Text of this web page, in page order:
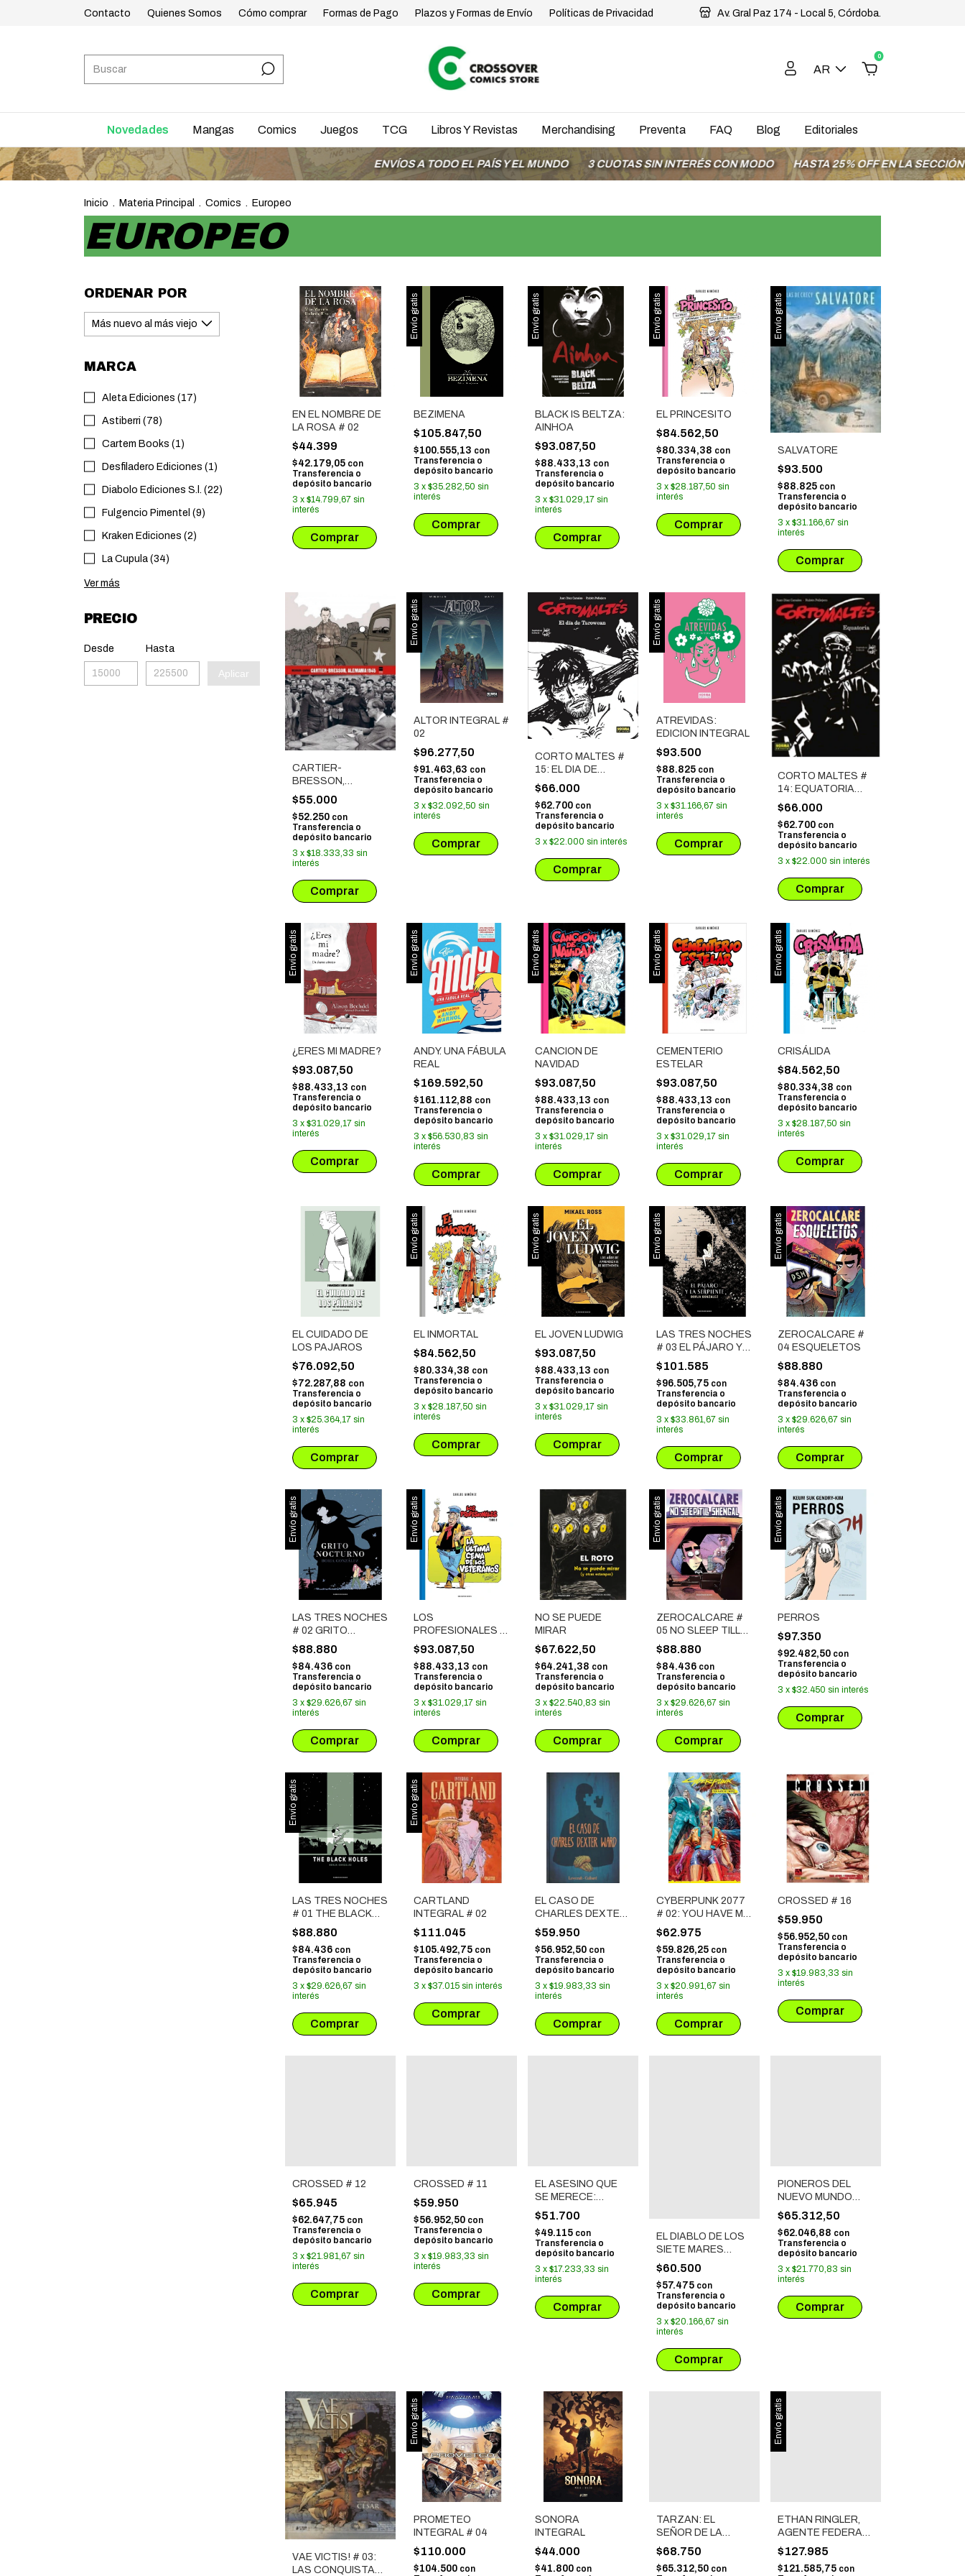
Contacto Quienes Somos Cómo comprar Formas de Pago Plazos y Formas de Envío Políticas de Privacidad Av. Gral Paz 174 - Local 5, Córdoba.
AR
0
Novedades Mangas Comics Juegos TCG Libros Y Revistas Merchandising Preventa FAQ Blog Editoriales
ENVÍOS A TODO EL PAÍS Y EL MUNDO 3 CUOTAS SIN INTERÉS CON MODO HASTA 25% OFF EN LA SECCIÓN OFERTAS
Inicio . Materia Principal . Comics . Europeo
EUROPEO
ORDENAR POR
MARCA
Aleta Ediciones (17)
Astiberri (78)
Cartem Books (1)
Desfiladero Ediciones (1)
Diabolo Ediciones S.l. (22)
Fulgencio Pimentel (9)
Kraken Ediciones (2)
La Cupula (34)
Ver más
PRECIO
Desde Hasta
Aplicar
EN EL NOMBRE DE
LA ROSA # 02
$44.399
$42.179,05 con
Transferencia o
depósito bancario
3 x $14.799,67 sin
interés
Envío gratis
BEZIMENA
$105.847,50
$100.555,13 con
Transferencia o
depósito bancario
3 x $35.282,50 sin
interés
Envío gratis
BLACK IS BELTZA:
AINHOA
$93.087,50
$88.433,13 con
Transferencia o
depósito bancario
3 x $31.029,17 sin
interés
Envío gratis
EL PRINCESITO
$84.562,50
$80.334,38 con
Transferencia o
depósito bancario
3 x $28.187,50 sin
interés
Envío gratis
SALVATORE
$93.500
$88.825 con
Transferencia o
depósito bancario
3 x $31.166,67 sin
interés
CARTIER-
BRESSON,
ALEMANIA 1945
$55.000
$52.250 con
Transferencia o
depósito bancario
3 x $18.333,33 sin
interés
Envío gratis
ALTOR INTEGRAL #
02
$96.277,50
$91.463,63 con
Transferencia o
depósito bancario
3 x $32.092,50 sin
interés
CORTO MALTES #
15: EL DIA DE
TAROWEAN (Edic.
Especial BN)
$66.000
$62.700 con
Transferencia o
depósito bancario
3 x $22.000 sin interés
Envío gratis
ATREVIDAS:
EDICION INTEGRAL
$93.500
$88.825 con
Transferencia o
depósito bancario
3 x $31.166,67 sin
interés
CORTO MALTES #
14: EQUATORIA
(Edic. Especial BN)
$66.000
$62.700 con
Transferencia o
depósito bancario
3 x $22.000 sin interés
Envío gratis
¿ERES MI MADRE?
$93.087,50
$88.433,13 con
Transferencia o
depósito bancario
3 x $31.029,17 sin
interés
Envío gratis
ANDY. UNA FÁBULA
REAL
$169.592,50
$161.112,88 con
Transferencia o
depósito bancario
3 x $56.530,83 sin
interés
Envío gratis
CANCION DE
NAVIDAD
$93.087,50
$88.433,13 con
Transferencia o
depósito bancario
3 x $31.029,17 sin
interés
Envío gratis
CEMENTERIO
ESTELAR
$93.087,50
$88.433,13 con
Transferencia o
depósito bancario
3 x $31.029,17 sin
interés
Envío gratis
CRISÁLIDA
$84.562,50
$80.334,38 con
Transferencia o
depósito bancario
3 x $28.187,50 sin
interés
EL CUIDADO DE
LOS PAJAROS
$76.092,50
$72.287,88 con
Transferencia o
depósito bancario
3 x $25.364,17 sin
interés
Envío gratis
EL INMORTAL
$84.562,50
$80.334,38 con
Transferencia o
depósito bancario
3 x $28.187,50 sin
interés
Envío gratis
EL JOVEN LUDWIG
$93.087,50
$88.433,13 con
Transferencia o
depósito bancario
3 x $31.029,17 sin
interés
Envío gratis
LAS TRES NOCHES
# 03 EL PÁJARO Y
LA SERPIENTE
$101.585
$96.505,75 con
Transferencia o
depósito bancario
3 x $33.861,67 sin
interés
Envío gratis
ZEROCALCARE #
04 ESQUELETOS
$88.880
$84.436 con
Transferencia o
depósito bancario
3 x $29.626,67 sin
interés
Envío gratis
LAS TRES NOCHES
# 02 GRITO
NOCTURNO
$88.880
$84.436 con
Transferencia o
depósito bancario
3 x $29.626,67 sin
interés
Envío gratis
LOS
PROFESIONALES #
06 LA ÚLTIMA CENA
DE LOS
VETERANOS
$93.087,50
$88.433,13 con
Transferencia o
depósito bancario
3 x $31.029,17 sin
interés
NO SE PUEDE
MIRAR
$67.622,50
$64.241,38 con
Transferencia o
depósito bancario
3 x $22.540,83 sin
interés
Envío gratis
ZEROCALCARE #
05 NO SLEEP TILL
SHENGAL
$88.880
$84.436 con
Transferencia o
depósito bancario
3 x $29.626,67 sin
interés
Envío gratis
PERROS
$97.350
$92.482,50 con
Transferencia o
depósito bancario
3 x $32.450 sin interés
Envío gratis
LAS TRES NOCHES
# 01 THE BLACK
HOLES
$88.880
$84.436 con
Transferencia o
depósito bancario
3 x $29.626,67 sin
interés
Envío gratis
CARTLAND
INTEGRAL # 02
$111.045
$105.492,75 con
Transferencia o
depósito bancario
3 x $37.015 sin interés
EL CASO DE
CHARLES DEXTER
WARD
$59.950
$56.952,50 con
Transferencia o
depósito bancario
3 x $19.983,33 sin
interés
CYBERPUNK 2077
# 02: YOU HAVE MY
WORD
$62.975
$59.826,25 con
Transferencia o
depósito bancario
3 x $20.991,67 sin
interés
CROSSED # 16
$59.950
$56.952,50 con
Transferencia o
depósito bancario
3 x $19.983,33 sin
interés
CROSSED # 12
$65.945
$62.647,75 con
Transferencia o
depósito bancario
3 x $21.981,67 sin
interés
CROSSED # 11
$59.950
$56.952,50 con
Transferencia o
depósito bancario
3 x $19.983,33 sin
interés
EL ASESINO QUE
SE MERECE:
COFRE OBRA
COMPLETA
$51.700
$49.115 con
Transferencia o
depósito bancario
3 x $17.233,33 sin
interés
EL DIABLO DE LOS
SIETE MARES
INTEGRAL
$60.500
$57.475 con
Transferencia o
depósito bancario
3 x $20.166,67 sin
interés
PIONEROS DEL
NUEVO MUNDO
INTEGRAL # 01: LA
GRAN EXPULSION
$65.312,50
$62.046,88 con
Transferencia o
depósito bancario
3 x $21.770,83 sin
interés
VAE VICTIS! # 03:
LAS CONQUISTAS
Envío gratis
PROMETEO
INTEGRAL # 04
$110.000
$104.500 con
SONORA
INTEGRAL
$44.000
$41.800 con
TARZAN: EL
SEÑOR DE LA
JUNGLA # 01
$68.750
$65.312,50 con
Envío gratis
ETHAN RINGLER,
AGENTE FEDERAL
INTEGRAL
$127.985
$121.585,75 con